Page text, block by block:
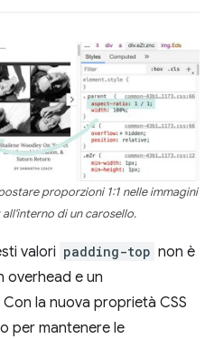
proporzioni 1:1 nelle immagini
di un carosello.
valori padding-top non è
overhead e un
la nuova proprietà CSS
per mantenere le